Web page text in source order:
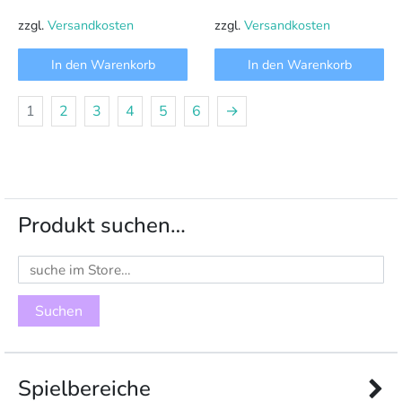
zzgl. Versandkosten
In den Warenkorb
zzgl. Versandkosten
In den Warenkorb
1 2 3 4 5 6 →
Produkt suchen…
Suchen
nach:
Spielbereiche